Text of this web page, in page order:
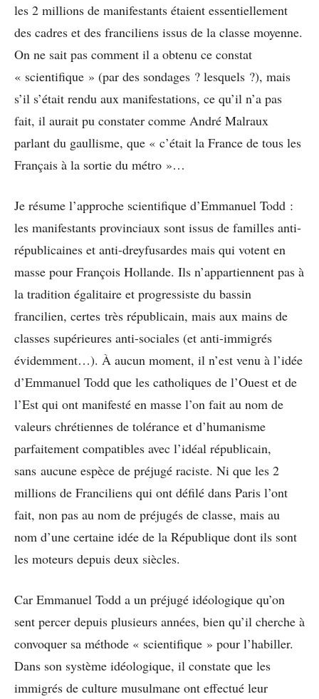
les 2 millions de manifestants étaient essentiellement
des cadres et des franciliens issus de la classe moyenne.
On ne sait pas comment il a obtenu ce constat
« scientifique » (par des sondages ? lesquels ?), mais
s’il s’était rendu aux manifestations, ce qu’il n’a pas
fait, il aurait pu constater comme André Malraux
parlant du gaullisme, que « c’était la France de tous les
Français à la sortie du métro »…
Je résume l’approche scientifique d’Emmanuel Todd :
les manifestants provinciaux sont issus de familles anti-
républicaines et anti-dreyfusardes mais qui votent en
masse pour François Hollande. Ils n’appartiennent pas à
la tradition égalitaire et progressiste du bassin
francilien, certes très républicain, mais aux mains de
classes supérieures anti-sociales (et anti-immigrés
évidemment…). À aucun moment, il n’est venu à l’idée
d’Emmanuel Todd que les catholiques de l’Ouest et de
l’Est qui ont manifesté en masse l’on fait au nom de
valeurs chrétiennes de tolérance et d’humanisme
parfaitement compatibles avec l’idéal républicain,
sans aucune espèce de préjugé raciste. Ni que les 2
millions de Franciliens qui ont défilé dans Paris l’ont
fait, non pas au nom de préjugés de classe, mais au
nom d’une certaine idée de la République dont ils sont
les moteurs depuis deux siècles.
Car Emmanuel Todd a un préjugé idéologique qu’on
sent percer depuis plusieurs années, bien qu’il cherche à
convoquer sa méthode « scientifique » pour l’habiller.
Dans son système idéologique, il constate que les
immigrés de culture musulmane ont effectué leur